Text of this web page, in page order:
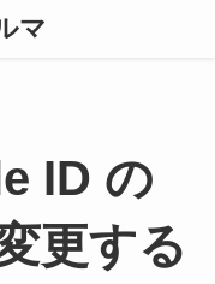
マ
ID の
更する